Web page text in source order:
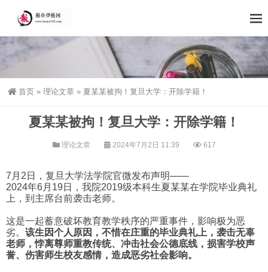
首页 » 理论文章 » 夏某某被拘！复旦大学：开除学籍！
夏某某被拘！复旦大学：开除学籍！
理论文章 2024年7月2日 11:39 617
7月2日，复旦大学法学院官微发布声明——
2024年6月19日，我院2019级本科生夏某某在学院毕业典礼
上，到主席台前袭击老师。
这是一起蓄意破坏教育教学秩序的严重事件，影响极为恶
劣。 该生因个人原因，不惜在庄重的毕业典礼上，袭击无辜
老师，悖离尊师重教传统、冲击社会公德底线，损害学校声
誉、伤害师生校友感情，造成恶劣社会影响。